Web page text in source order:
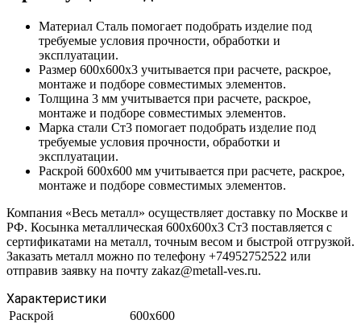
Материал Сталь помогает подобрать изделие под
требуемые условия прочности, обработки и
эксплуатации.
Размер 600х600х3 учитывается при расчете, раскрое,
монтаже и подборе совместимых элементов.
Толщина 3 мм учитывается при расчете, раскрое,
монтаже и подборе совместимых элементов.
Марка стали Ст3 помогает подобрать изделие под
требуемые условия прочности, обработки и
эксплуатации.
Раскрой 600х600 мм учитывается при расчете, раскрое,
монтаже и подборе совместимых элементов.
Компания «Весь металл» осуществляет доставку по Москве и
РФ. Косынка металлическая 600х600х3 Ст3 поставляется с
сертификатами на металл, точным весом и быстрой отгрузкой.
Заказать металл можно по телефону +74952752522 или
отправив заявку на почту zakaz@metall-ves.ru.
Характеристики
Раскрой
600х600